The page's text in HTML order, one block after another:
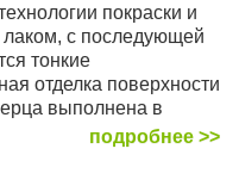
покраски и
лаком, с последующей
тонкие
отделка поверхности
выполнена в
подробнее >>